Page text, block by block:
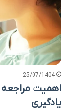
25/07/1404
اهمیت
یادگیری